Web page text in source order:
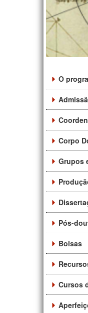
O
Corpo
Grupos
Pós-
Bolsas
Cursos